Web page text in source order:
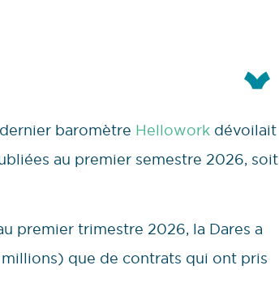
baromètre Hellowork dévoilait
au premier semestre 2026, soit
premier trimestre 2026, la Dares a
que de contrats qui ont pris